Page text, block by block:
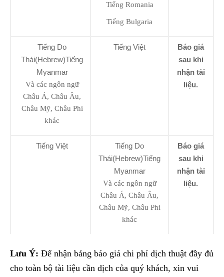
Tiếng Romania
Tiếng Bulgaria
Tiếng Do
Thái(Hebrew)Tiếng
Myanmar
Và các ngôn ngữ
Châu Á, Châu Âu,
Châu Mỹ, Châu Phi
khác
Tiếng Việt
Báo giá
sau khi
nhận tài
liệu.
Tiếng Việt
Tiếng Do
Thái(Hebrew)Tiếng
Myanmar
Và các ngôn ngữ
Châu Á, Châu Âu,
Châu Mỹ, Châu Phi
khác
Báo giá
sau khi
nhận tài
liệu.
Lưu Ý: Để nhận bảng báo giá chi phí dịch thuật đầy đủ
cho toàn bộ tài liệu cần dịch của quý khách, xin vui